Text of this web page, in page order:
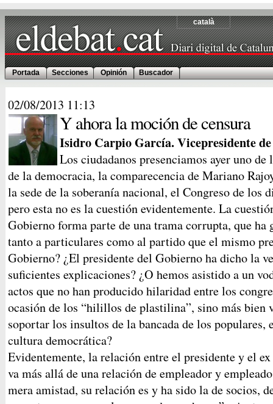
català
Portada Secciones Opinión Buscador
02/08/2013 11:13
Y ahora la moción de censura
Isidro Carpio García. Vicepresidente
Los ciudadanos presenciamos ayer uno de
de la democracia, la comparecencia de Mariano
la sede de la soberanía nacional, el Congreso de los
pero esta no es la cuestión evidentemente. La
Gobierno forma parte de una trama corrupta, que ha
tanto a particulares como al partido que el mismo
Gobierno? ¿El presidente del Gobierno ha dicho la
suficientes explicaciones? ¿O hemos asistido a un
actos que no han producido hilaridad entre los
ocasión de los “hilillos de plastilina”, sino más bien
soportar los insultos de la bancada de los populares,
cultura democrática?
Evidentemente, la relación entre el presidente y el
va más allá de una relación de empleador y
mera amistad, su relación es y ha sido la de socios,